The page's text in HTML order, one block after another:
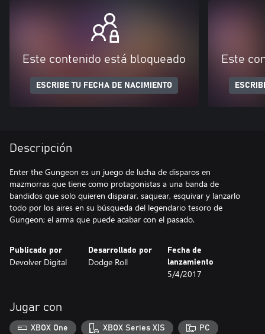
Este contenido está bloqueado
ESCRIBE TU FECHA DE NACIMIENTO
Este
Descripción
Enter the Gungeon es un juego de lucha de disparos en
mazmorras que tiene como protagonistas a una banda de
bandidos que solo quieren disparar, saquear, esquivar y lanzarlo
todo por los aires en su búsqueda del legendario tesoro de
Publicado por
Devolver Digital
Desarrollado por
Dodge Roll
Fecha de
lanzamiento
5/4/2017
Jugar con
XBOX One XBOX Series X|S PC